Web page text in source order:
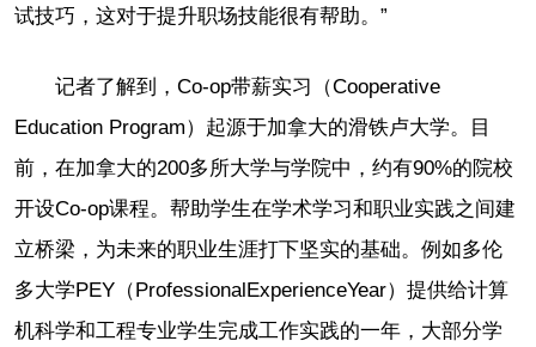
试技巧，这对于提升职场技能很有帮助。”
记者了解到，Co-op带薪实习（Cooperative
Education Program）起源于加拿大的滑铁卢大学。目
前，在加拿大的200多所大学与学院中，约有90%的院校
开设Co-op课程。帮助学生在学术学习和职业实践之间建
立桥梁，为未来的职业生涯打下坚实的基础。例如多伦
多大学PEY（ProfessionalExperienceYear）提供给计算
机科学和工程专业学生完成工作实践的一年，大部分学